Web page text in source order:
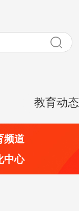
教育动态
频道
中心